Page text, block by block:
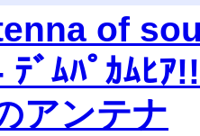
of
ﾞﾑﾊﾟｶﾑﾋｱ!!
アンテナ